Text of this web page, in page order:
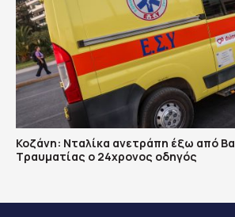
Κοζάνη: Νταλίκα ανετράπη έξω από
Τραυματίας ο 24χρονος οδηγός